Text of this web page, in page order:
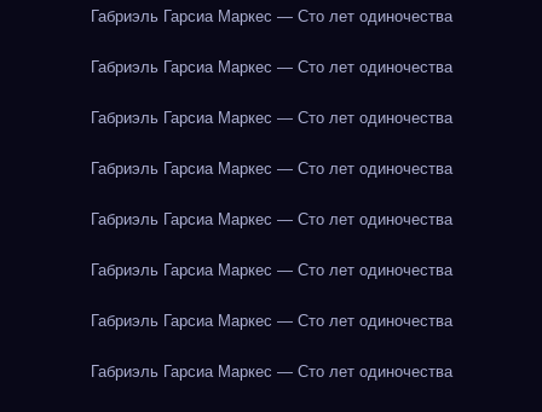
Габриэль Гарсиа Маркес — Сто лет одиночества
Габриэль Гарсиа Маркес — Сто лет одиночества
Габриэль Гарсиа Маркес — Сто лет одиночества
Габриэль Гарсиа Маркес — Сто лет одиночества
Габриэль Гарсиа Маркес — Сто лет одиночества
Габриэль Гарсиа Маркес — Сто лет одиночества
Габриэль Гарсиа Маркес — Сто лет одиночества
Габриэль Гарсиа Маркес — Сто лет одиночества